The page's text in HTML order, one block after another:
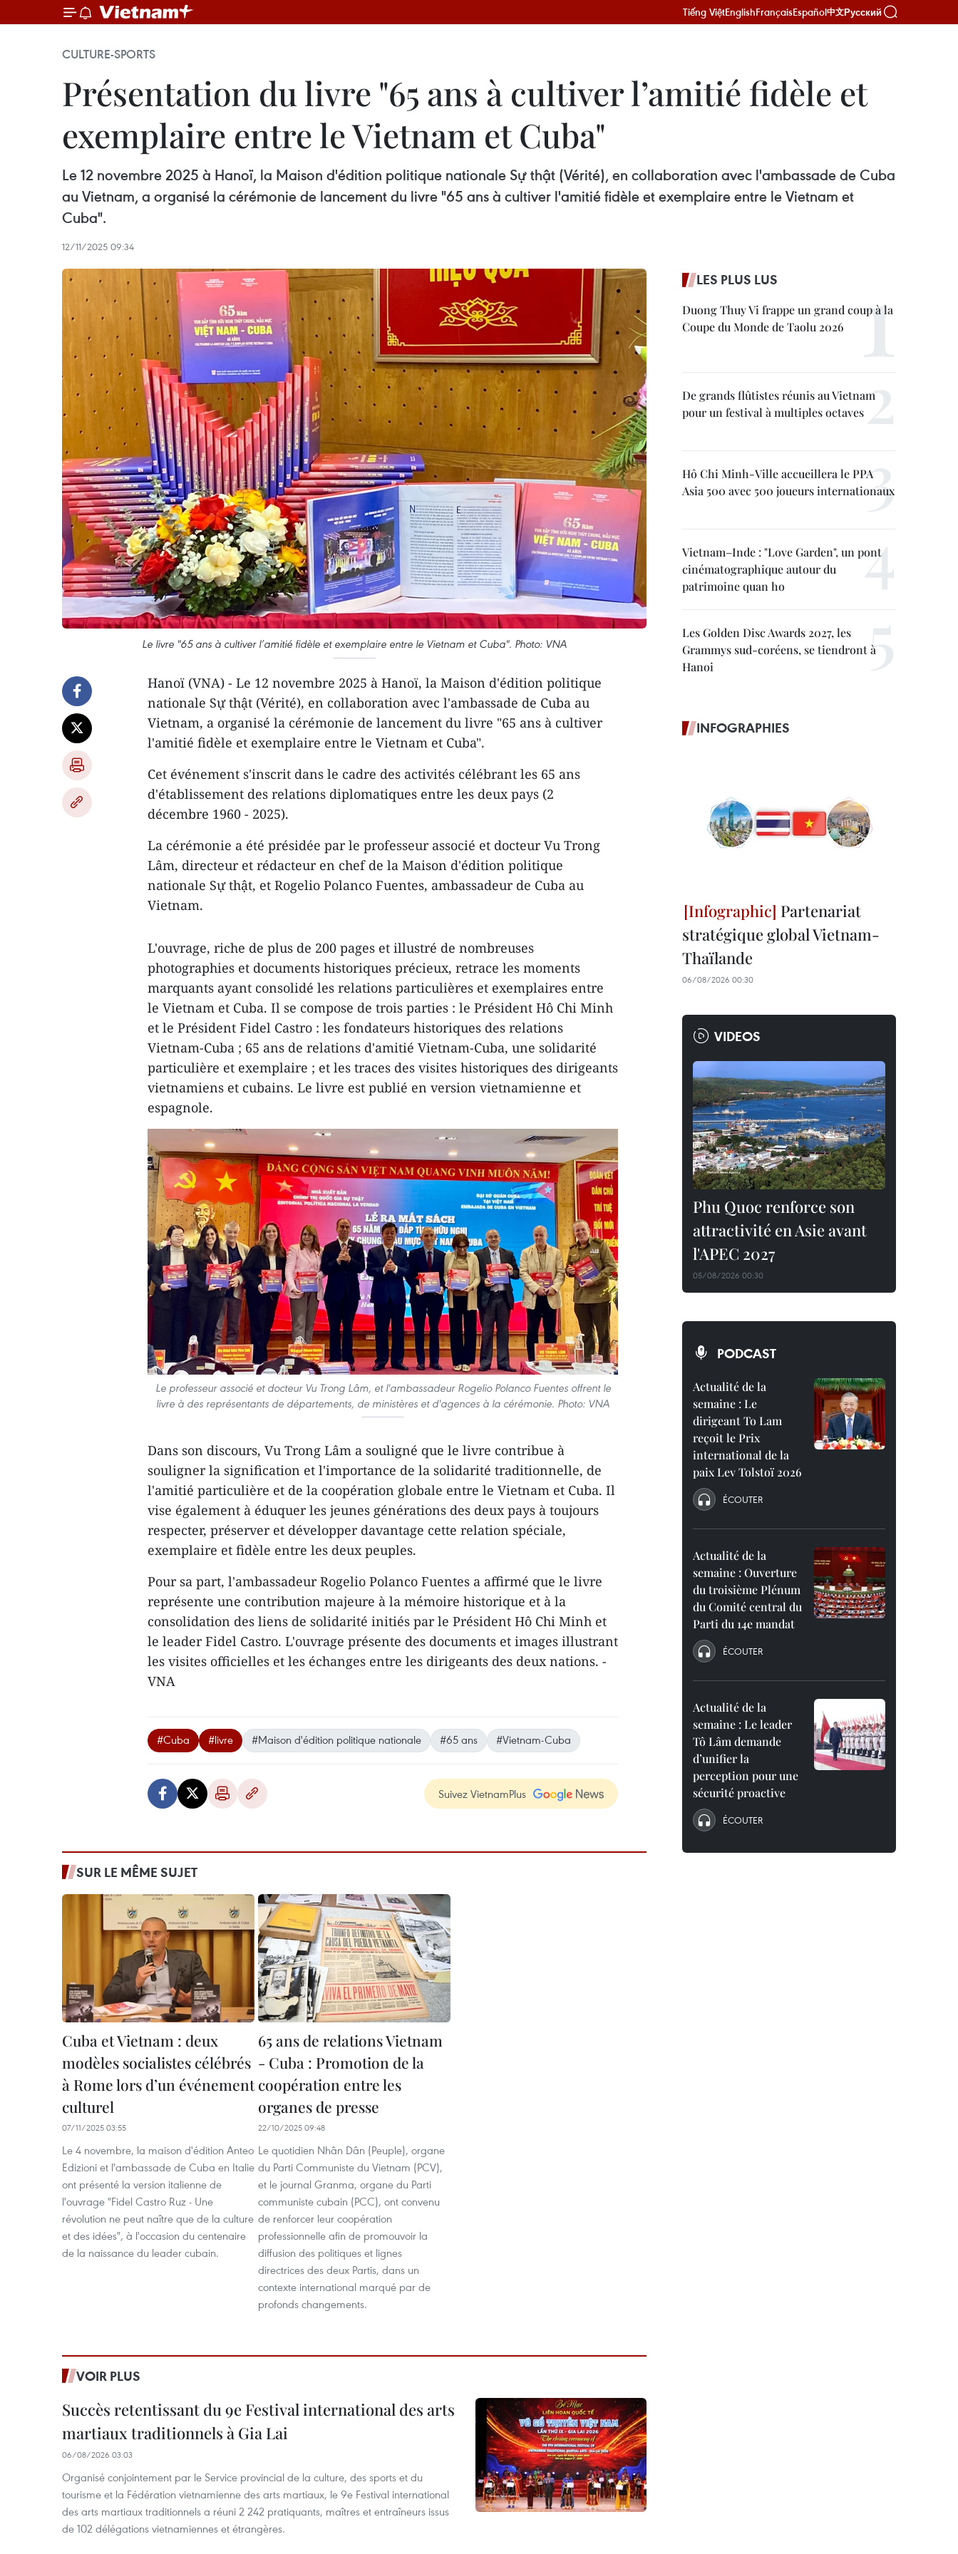
Tiếng ViệtEnglishFrançaisEspañol中文Русский
CULTURE-SPORTS
Présentation du livre "65 ans à cultiver l’amitié fidèle et
exemplaire entre le Vietnam et Cuba"
Le 12 novembre 2025 à Hanoï, la Maison d'édition politique nationale Sự thật (Vérité), en collaboration avec l'ambassade de Cuba
au Vietnam, a organisé la cérémonie de lancement du livre "65 ans à cultiver l'amitié fidèle et exemplaire entre le Vietnam et
Cuba".
12/11/2025 09:34
Le livre "65 ans à cultiver l’amitié fidèle et exemplaire entre le Vietnam et Cuba". Photo: VNA
Hanoï (VNA) - Le 12 novembre 2025 à Hanoï, la Maison d'édition politique
nationale Sự thật (Vérité), en collaboration avec l'ambassade de Cuba au
Vietnam, a organisé la cérémonie de lancement du livre "65 ans à cultiver
l'amitié fidèle et exemplaire entre le Vietnam et Cuba".
Cet événement s'inscrit dans le cadre des activités célébrant les 65 ans
d'établissement des relations diplomatiques entre les deux pays (2
décembre 1960 - 2025).
La cérémonie a été présidée par le professeur associé et docteur Vu Trong
Lâm, directeur et rédacteur en chef de la Maison d'édition politique
nationale Sự thật, et Rogelio Polanco Fuentes, ambassadeur de Cuba au
Vietnam.
L'ouvrage, riche de plus de 200 pages et illustré de nombreuses
photographies et documents historiques précieux, retrace les moments
marquants ayant consolidé les relations particulières et exemplaires entre
le Vietnam et Cuba. Il se compose de trois parties : le Président Hô Chi Minh
et le Président Fidel Castro : les fondateurs historiques des relations
Vietnam-Cuba ; 65 ans de relations d'amitié Vietnam-Cuba, une solidarité
particulière et exemplaire ; et les traces des visites historiques des dirigeants
vietnamiens et cubains. Le livre est publié en version vietnamienne et
espagnole.
Le professeur associé et docteur Vu Trong Lâm, et l'ambassadeur Rogelio Polanco Fuentes offrent le
livre à des représentants de départements, de ministères et d'agences à la cérémonie. Photo: VNA
Dans son discours, Vu Trong Lâm a souligné que le livre contribue à
souligner la signification et l'importance de la solidarité traditionnelle, de
l'amitié particulière et de la coopération globale entre le Vietnam et Cuba. Il
vise également à éduquer les jeunes générations des deux pays à toujours
respecter, préserver et développer davantage cette relation spéciale,
exemplaire et fidèle entre les deux peuples.
Pour sa part, l'ambassadeur Rogelio Polanco Fuentes a affirmé que le livre
représente une contribution majeure à la mémoire historique et à la
consolidation des liens de solidarité initiés par le Président Hô Chi Minh et
le leader Fidel Castro. L'ouvrage présente des documents et images illustrant
les visites officielles et les échanges entre les dirigeants des deux nations. -
VNA
#Cuba #livre #Maison d'édition politique nationale #65 ans #Vietnam-Cuba
Suivez VietnamPlus
SUR LE MÊME SUJET
Cuba et Vietnam : deux
modèles socialistes célébrés
à Rome lors d’un événement
culturel
07/11/2025 03:55
Le 4 novembre, la maison d'édition Anteo
Edizioni et l'ambassade de Cuba en Italie
ont présenté la version italienne de
l'ouvrage "Fidel Castro Ruz - Une
révolution ne peut naître que de la culture
et des idées", à l'occasion du centenaire
de la naissance du leader cubain.
65 ans de relations Vietnam
- Cuba : Promotion de la
coopération entre les
organes de presse
22/10/2025 09:48
Le quotidien Nhân Dân (Peuple), organe
du Parti Communiste du Vietnam (PCV),
et le journal Granma, organe du Parti
communiste cubain (PCC), ont convenu
de renforcer leur coopération
professionnelle afin de promouvoir la
diffusion des politiques et lignes
directrices des deux Partis, dans un
contexte international marqué par de
profonds changements.
VOIR PLUS
Succès retentissant du 9e Festival international des arts
martiaux traditionnels à Gia Lai
06/08/2026 03:03
Organisé conjointement par le Service provincial de la culture, des sports et du
tourisme et la Fédération vietnamienne des arts martiaux, le 9e Festival international
des arts martiaux traditionnels a réuni 2 242 pratiquants, maîtres et entraîneurs issus
de 102 délégations vietnamiennes et étrangères.
LES PLUS LUS
Duong Thuy Vi frappe un grand coup à la
Coupe du Monde de Taolu 2026
De grands flûtistes réunis au Vietnam
pour un festival à multiples octaves
Hô Chi Minh-Ville accueillera le PPA
Asia 500 avec 500 joueurs internationaux
Vietnam–Inde : "Love Garden", un pont
cinématographique autour du
patrimoine quan ho
Les Golden Disc Awards 2027, les
Grammys sud-coréens, se tiendront à
Hanoi
INFOGRAPHIES
Partenariat
stratégique global Vietnam-
Thaïlande
06/08/2026 00:30
VIDEOS
Phu Quoc renforce son
attractivité en Asie avant
l'APEC 2027
05/08/2026 00:30
PODCAST
Actualité de la
semaine : Le
dirigeant To Lam
reçoit le Prix
international de la
paix Lev Tolstoï 2026
ÉCOUTER
Actualité de la
semaine : Ouverture
du troisième Plénum
du Comité central du
Parti du 14e mandat
ÉCOUTER
Actualité de la
semaine : Le leader
Tô Lâm demande
d’unifier la
perception pour une
sécurité proactive
ÉCOUTER